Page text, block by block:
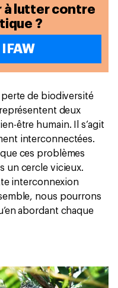
à lutter contre
?
perte de biodiversité
deux
être humain. Il s’agit
interconnectées.
ces problèmes
un cercle vicieux.
interconnexion
nous pourrons
abordant chaque